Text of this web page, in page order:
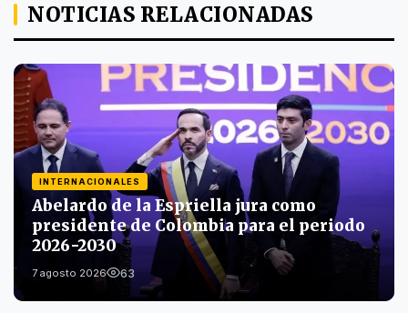
NOTICIAS RELACIONADAS
INTERNACIONALES
Abelardo de la Espriella jura como
presidente de Colombia para el periodo
2026-2030
7 agosto 2026 63